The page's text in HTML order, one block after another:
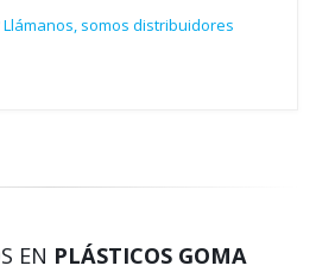
somos distribuidores
EN PLÁSTICOS GOMA